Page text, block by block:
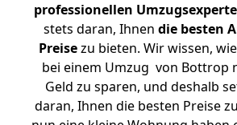
professionellen
stets daran, Ihnen die besten
Preisezu bieten. Wir wissen,
bei einem Umzug von Bottrop
Geld zu sparen, und deshalb
daran, Ihnen die besten Preise